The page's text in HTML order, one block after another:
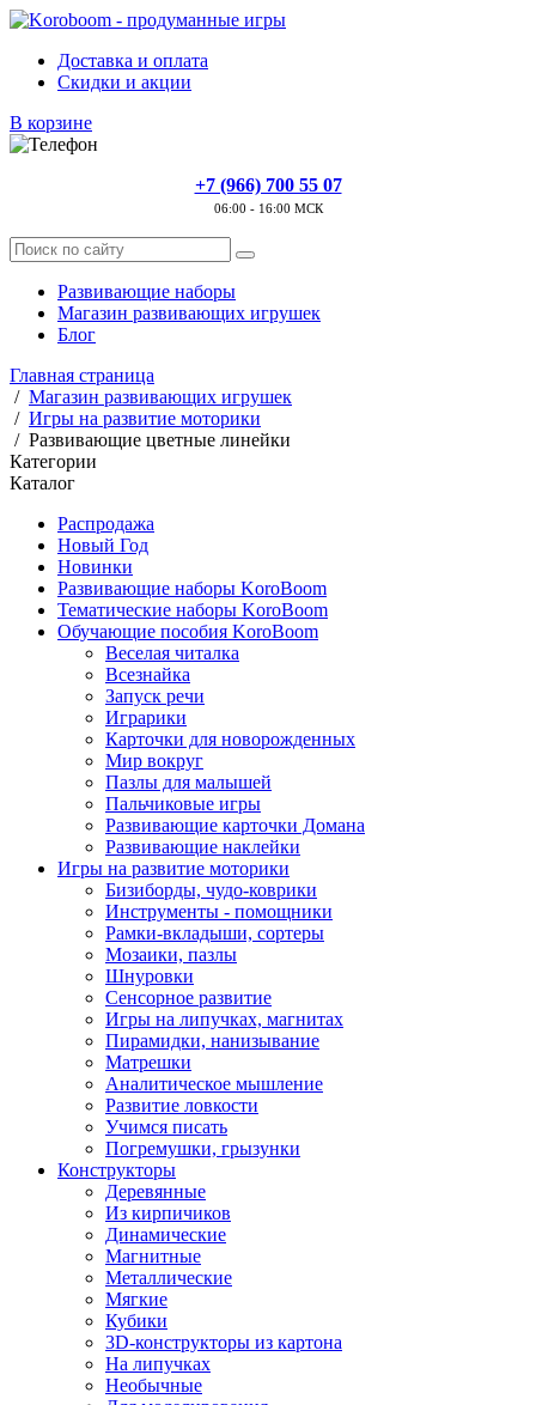
Доставка и оплата
Скидки и акции
В корзине
+7 (966) 700 55 07
06:00 - 16:00 МСК
Развивающие наборы
Магазин развивающих игрушек
Блог
Главная страница
/ Магазин развивающих игрушек
/ Игры на развитие моторики
/ Развивающие цветные линейки
Категории
Каталог
Распродажа
Новый Год
Новинки
Развивающие наборы KoroBoom
Тематические наборы KoroBoom
Обучающие пособия KoroBoom
Веселая читалка
Всезнайка
Запуск речи
Играрики
Карточки для новорожденных
Мир вокруг
Пазлы для малышей
Пальчиковые игры
Развивающие карточки Домана
Развивающие наклейки
Игры на развитие моторики
Бизиборды, чудо-коврики
Инструменты - помощники
Рамки-вкладыши, сортеры
Мозаики, пазлы
Шнуровки
Сенсорное развитие
Игры на липучках, магнитах
Пирамидки, нанизывание
Матрешки
Аналитическое мышление
Развитие ловкости
Учимся писать
Погремушки, грызунки
Конструкторы
Деревянные
Из кирпичиков
Динамические
Магнитные
Металлические
Мягкие
Кубики
3D-конструкторы из картона
На липучках
Необычные